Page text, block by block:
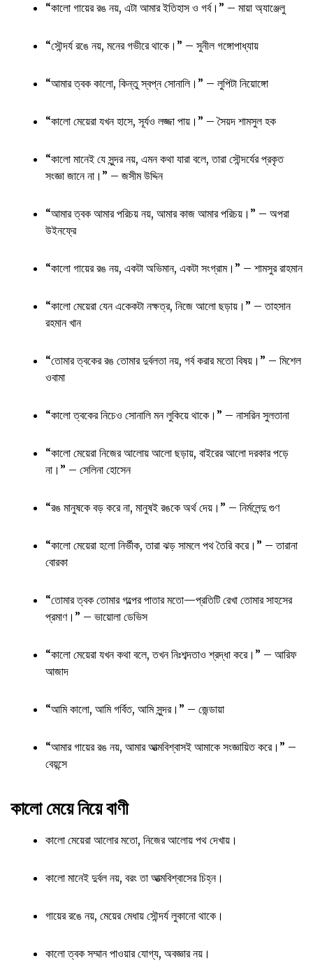
“কালো গায়ের রঙ নয়, এটা আমার ইতিহাস ও গর্ব।” – মায়া অ্যাঞ্জেলু
“সৌন্দর্য রঙে নয়, মনের গভীরে থাকে।” – সুনীল গঙ্গোপাধ্যায়
“আমার ত্বক কালো, কিন্তু স্বপ্ন সোনালি।” – লুপিটা নিয়োঙ্গো
“কালো মেয়েরা যখন হাসে, সূর্যও লজ্জা পায়।” – সৈয়দ শামসুল হক
“কালো মানেই যে সুন্দর নয়, এমন কথা যারা বলে, তারা সৌন্দর্যের প্রকৃত
সংজ্ঞা জানে না।” – জসীম উদ্দিন
“আমার ত্বক আমার পরিচয় নয়, আমার কাজ আমার পরিচয়।” – অপরা
উইনফ্রে
“কালো গায়ের রঙ নয়, একটা অভিমান, একটা সংগ্রাম।” – শামসুর রাহমান
“কালো মেয়েরা যেন একেকটা নক্ষত্র, নিজে আলো ছড়ায়।” – তাহসান
রহমান খান
“তোমার ত্বকের রঙ তোমার দুর্বলতা নয়, গর্ব করার মতো বিষয়।” – মিশেল
ওবামা
“কালো ত্বকের নিচেও সোনালি মন লুকিয়ে থাকে।” – নাসরিন সুলতানা
“কালো মেয়েরা নিজের আলোয় আলো ছড়ায়, বাইরের আলো দরকার পড়ে
না।” – সেলিনা হোসেন
“রঙ মানুষকে বড় করে না, মানুষই রঙকে অর্থ দেয়।” – নির্মলেন্দু গুণ
“কালো মেয়েরা হলো নির্ভীক, তারা ঝড় সামলে পথ তৈরি করে।” – তারানা
বোরকা
“তোমার ত্বক তোমার গল্পের পাতার মতো—প্রতিটি রেখা তোমার সাহসের
প্রমাণ।” – ভায়োলা ডেভিস
“কালো মেয়েরা যখন কথা বলে, তখন নিঃশব্দতাও শ্রদ্ধা করে।” – আরিফ
আজাদ
“আমি কালো, আমি গর্বিত, আমি সুন্দর।” – জেন্ডায়া
“আমার গায়ের রঙ নয়, আমার আত্মবিশ্বাসই আমাকে সংজ্ঞায়িত করে।” –
বেয়ন্সে
কালো মেয়ে নিয়ে বাণী
কালো মেয়েরা আলোর মতো, নিজের আলোয় পথ দেখায়।
কালো মানেই দুর্বল নয়, বরং তা আত্মবিশ্বাসের চিহ্ন।
গায়ের রঙে নয়, মেয়ের মেধায় সৌন্দর্য লুকানো থাকে।
কালো ত্বক সম্মান পাওয়ার যোগ্য, অবজ্ঞার নয়।